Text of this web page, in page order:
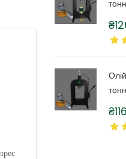
₴
₴